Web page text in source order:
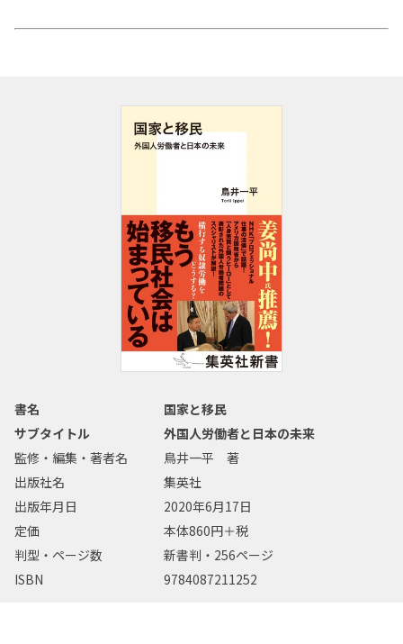
書名
国家と移民
サブタイトル
外国人労働者と日本の未来
監修・編集・著者名
鳥井一平 著
出版社名
集英社
出版年月日
2020年6月17日
定価
本体860円＋税
判型・ページ数
新書判・256ページ
ISBN
9784087211252